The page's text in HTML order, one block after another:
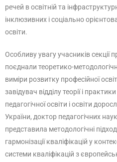
речей в освітній та
інклюзивних і соціально
освіти.
Особливу увагу учасників секції
поєднали теоретико-
виміри розвитку професійної
завідувач відділу теорії і
педагогічної освіти і освіти
України, доктор педагогічних
представила методологічні
гармонізації кваліфікацій у
системи кваліфікацій з